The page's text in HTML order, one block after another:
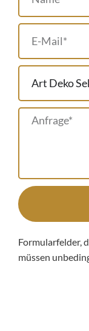
Formularfelder,
müssen